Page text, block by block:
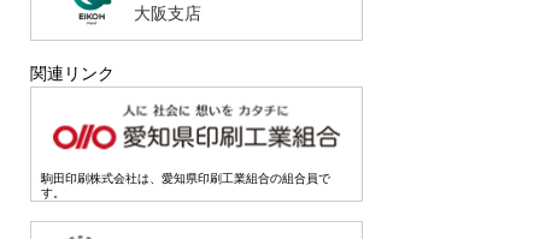
大阪支店
関連リンク
駒田印刷株式会社は、愛知県印刷工業組合の組合員で
す。